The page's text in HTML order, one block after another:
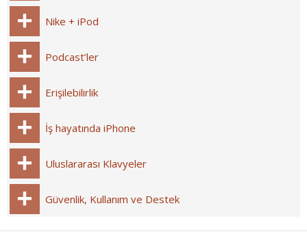
Nike + iPod
Podcast’ler
Erişilebilirlik
İş hayatında iPhone
Uluslararası Klavyeler
Güvenlik, Kullanım ve Destek